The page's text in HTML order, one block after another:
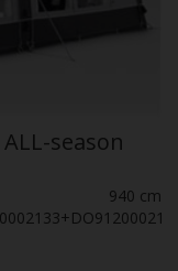
season
940 cm